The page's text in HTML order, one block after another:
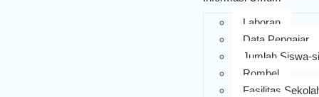
Laboran
Data Pengajar
Jumlah Siswa-
Rombel
Fasilitas